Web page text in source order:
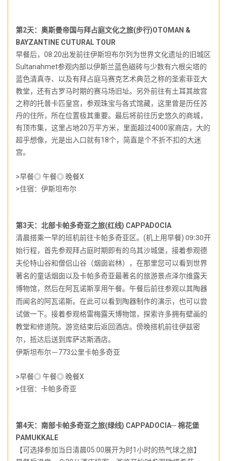
第2天：奥斯曼帝国与拜占庭文化之旅(步行)OTOMAN &
BAYZANTINE CUTURAL TOUR
早餐后，08:20出发前往伊斯坦布尔列为世界文化遗址的旧城区
Sultanahmet参观内部以伊斯兰蓝色磁砖与少数有六根尖塔的
蓝色清真寺、以及有拜占庭马赛克艺术典范之称的圣索菲亚大
教堂，还有古罗马时期的赛马场旧址。另外前往有土耳其故宫
之称的托普卡匹皇宫，参观珠宝与各式馆藏，这里曾是历任苏
丹的住所，所在位置极其重要。最后将前往历史悠久的商城，
有顶市集，这里占地20万平方米，里面超过4000家商店，大的
超乎想像，光是出入口就有18个，简直是个不折不扣的大迷
宫。
>早餐◎ 午餐◎ 晚餐X
>住宿：伊斯坦布尔
第3天：北部卡帕多奇亚之旅(红线) CAPPADOCIA
清晨搭乘一早的班机前往卡帕多奇亚区。(机上用早餐) 09:30开
始行程，首先参观拜占庭时期即有的乌其沙城堡，接着参观德
夫伦特山谷和僧侣山谷（烟囱岩林），在那里您可以看到世界
著名的童话烟囱以及卡帕多奇亚最著名的旅游景点泽尔维露天
博物馆，然后在阿瓦诺斯享用午餐。午餐后前往参观以其陶器
而闻名的阿瓦诺斯。在此可以看到陶器制作的演示，也可以尝
试做一下。接着参观格雷梅露天博物馆，探索许多拥有壁画的
教堂和修道院。游览结束后返回酒店。 傍晚搭机前往伊兹密
尔，抵达后送到库萨达斯酒店。
伊斯坦布尔－773公里卡帕多奇亚
>早餐◎ 午餐◎ 晚餐X
>住宿：卡帕多奇亚
第4天：南部卡帕多奇亚之旅(绿线) CAPPADOCIA─ 棉花堡
PAMUKKALE
【可选择参加当日清晨05:00展开为时1小时的热气球之旅】